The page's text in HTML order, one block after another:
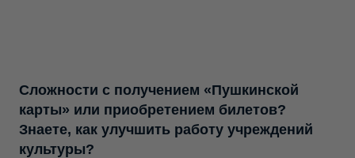
Сложности с получением «Пушкинской
карты» или приобретением билетов?
Знаете, как улучшить работу учреждений
культуры?